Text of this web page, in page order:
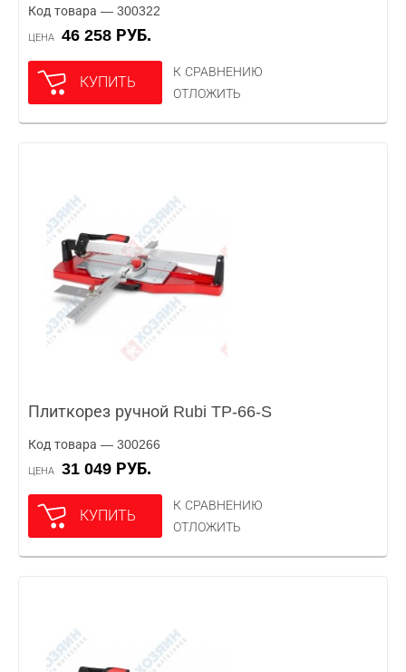
Код товара — 300322
ЦЕНА 46 258 РУБ.
КУПИТЬ
К СРАВНЕНИЮ
ОТЛОЖИТЬ
Плиткорез ручной Rubi TP-66-S
Код товара — 300266
ЦЕНА 31 049 РУБ.
КУПИТЬ
К СРАВНЕНИЮ
ОТЛОЖИТЬ